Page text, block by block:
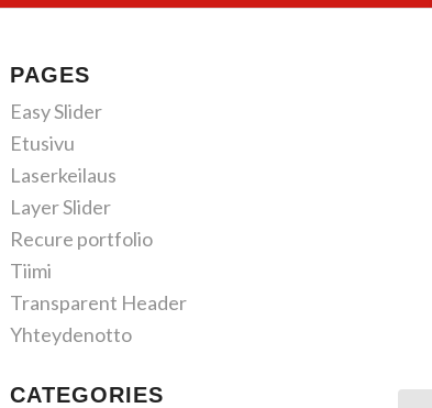
PAGES
Easy Slider
Etusivu
Laserkeilaus
Layer Slider
Recure portfolio
Tiimi
Transparent Header
Yhteydenotto
CATEGORIES